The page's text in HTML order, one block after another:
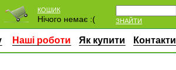
ЗНАЙТИ
КОШИК
Нічого немає :(
Наші роботи Як купити Контакти